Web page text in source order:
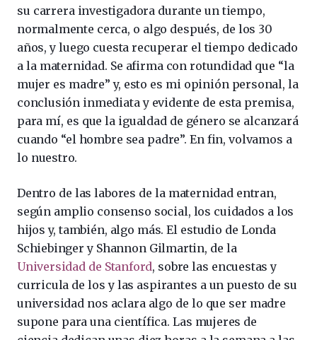
su carrera investigadora durante un tiempo,
normalmente cerca, o algo después, de los 30
años, y luego cuesta recuperar el tiempo dedicado
a la maternidad. Se afirma con rotundidad que “la
mujer es madre” y, esto es mi opinión personal, la
conclusión inmediata y evidente de esta premisa,
para mí, es que la igualdad de género se alcanzará
cuando “el hombre sea padre”. En fin, volvamos a
lo nuestro.
Dentro de las labores de la maternidad entran,
según amplio consenso social, los cuidados a los
hijos y, también, algo más. El estudio de Londa
Schiebinger y Shannon Gilmartin, de la
Universidad de Stanford, sobre las encuestas y
curricula de los y las aspirantes a un puesto de su
universidad nos aclara algo de lo que ser madre
supone para una científica. Las mujeres de